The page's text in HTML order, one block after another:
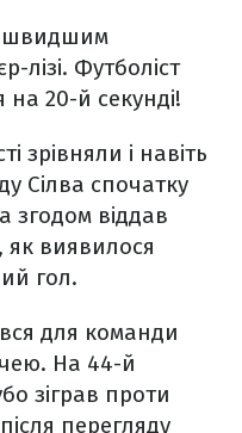
лізі. Футболіст
на 20-й секунді!
зрівняли і навіть
Сілва спочатку
згодом віддав
як виявилося
гол.
для команди
На 44-й
зіграв проти
перегляду